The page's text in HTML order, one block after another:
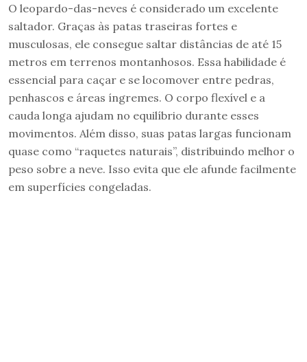
O leopardo-das-neves é considerado um excelente
saltador. Graças às patas traseiras fortes e
musculosas, ele consegue saltar distâncias de até 15
metros em terrenos montanhosos. Essa habilidade é
essencial para caçar e se locomover entre pedras,
penhascos e áreas íngremes. O corpo flexível e a
cauda longa ajudam no equilíbrio durante esses
movimentos. Além disso, suas patas largas funcionam
quase como “raquetes naturais”, distribuindo melhor o
peso sobre a neve. Isso evita que ele afunde facilmente
em superfícies congeladas.